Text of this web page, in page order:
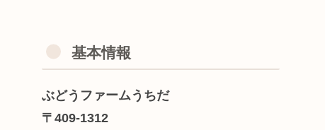
基本情報
ぶどうファームうちだ
〒409-1312